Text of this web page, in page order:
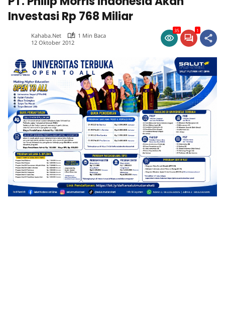
Investasi Rp 768 Miliar
Kahaba.net
1 Min Baca
12 Oktober 2012
35 1